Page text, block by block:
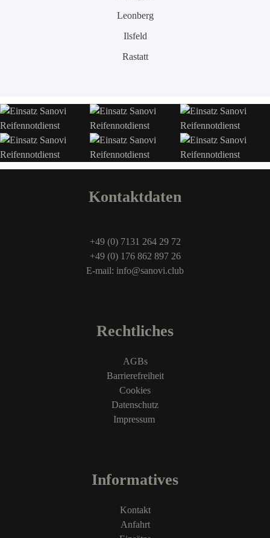
Leonberg
Ilsfeld
Rastatt
Kontaktdaten
+49 (0) 7131 264 29 72
+49 (0) 176 862 897 26
E-mail: info@sanovi.club
Rechtliches
AGBs
Barrierefreiheit
Cookies
Datenschutz
Impressum
Informatives
Kontakt
Anfahrt